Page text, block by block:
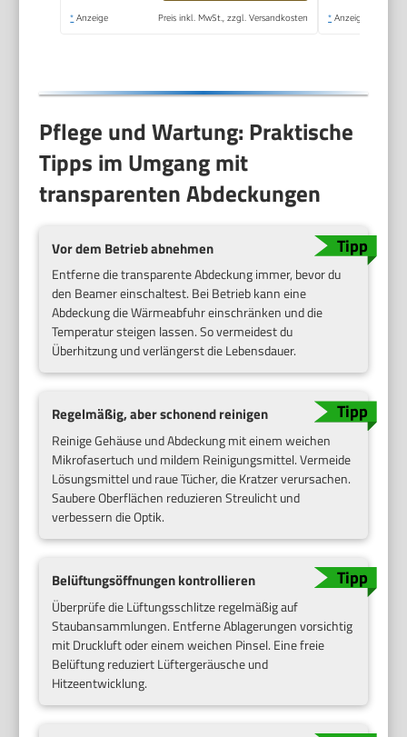
* Anzeige Preis inkl. MwSt., zzgl. Versandkosten * Anzeige
Pflege und Wartung: Praktische
Tipps im Umgang mit
transparenten Abdeckungen
Vor dem Betrieb abnehmen
Entferne die transparente Abdeckung immer, bevor du
den Beamer einschaltest. Bei Betrieb kann eine
Abdeckung die Wärmeabfuhr einschränken und die
Temperatur steigen lassen. So vermeidest du
Überhitzung und verlängerst die Lebensdauer.
Regelmäßig, aber schonend reinigen
Reinige Gehäuse und Abdeckung mit einem weichen
Mikrofasertuch und mildem Reinigungsmittel. Vermeide
Lösungsmittel und raue Tücher, die Kratzer verursachen.
Saubere Oberflächen reduzieren Streulicht und
verbessern die Optik.
Belüftungsöffnungen kontrollieren
Überprüfe die Lüftungsschlitze regelmäßig auf
Staubansammlungen. Entferne Ablagerungen vorsichtig
mit Druckluft oder einem weichen Pinsel. Eine freie
Belüftung reduziert Lüftergeräusche und
Hitzeentwicklung.